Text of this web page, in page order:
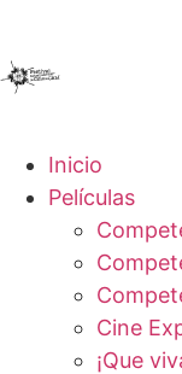
Inicio
Películas
Cine
¡Que